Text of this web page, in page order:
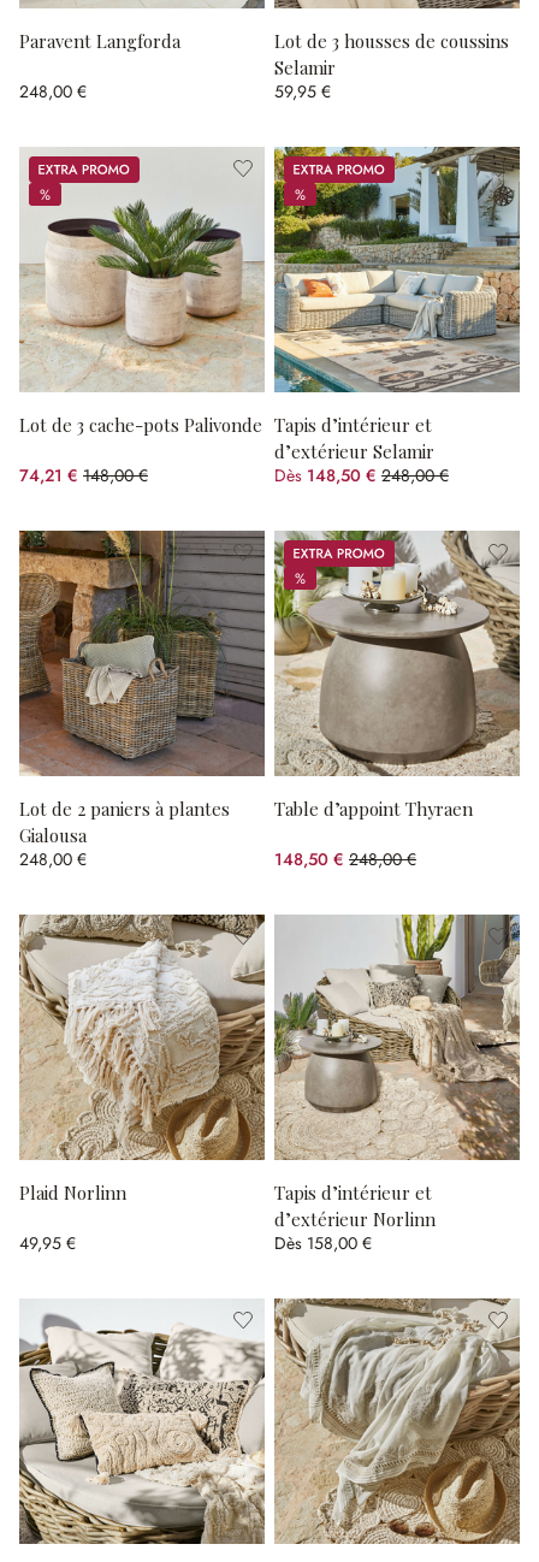
Paravent Langforda
248,00 €
Lot de 3 housses de coussins
Selamir
59,95 €
Promos
%
%
Lot de 3 cache-pots Palivonde
74,21 € 148,00 €
(49.86%spared)
Promos
%
%
Tapis d’intérieur et
d’extérieur Selamir
Dès 148,50 € 248,00 €
(40.12%spared)
Lot de 2 paniers à plantes
Gialousa
248,00 €
Promos
%
%
Table d’appoint Thyraen
148,50 € 248,00 €
(40.12%spared)
Plaid Norlinn
49,95 €
Tapis d’intérieur et
d’extérieur Norlinn
Dès 158,00 €